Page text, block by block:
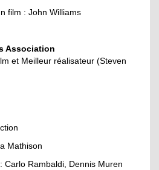
film : John Williams
Association
et Meilleur réalisateur (Steven
Mathison
Carlo Rambaldi, Dennis Muren